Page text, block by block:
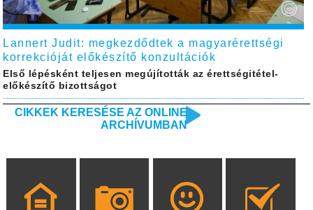
Lannert Judit: megkezdődtek a magyarérettségi
korrekcióját előkészítő konzultációk
Első lépésként teljesen megújították az érettségitétel-
előkészítő bizottságot
CIKKEK KERESÉSE AZ ONLINE
ARCHÍVUMBAN